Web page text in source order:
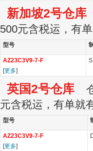
新加坡2号仓库
500元含税运，有
型号
AZ23C3V9-7-F
[更多]
英国2号仓库
元含税运，有单就
型号
AZ23C3V9-7-F
[更多]